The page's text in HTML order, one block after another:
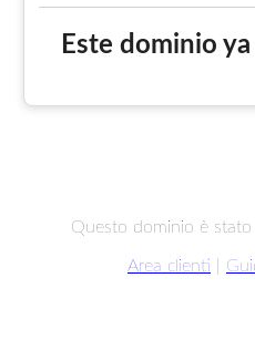
Este dominio
Questo dominio è
Area clienti